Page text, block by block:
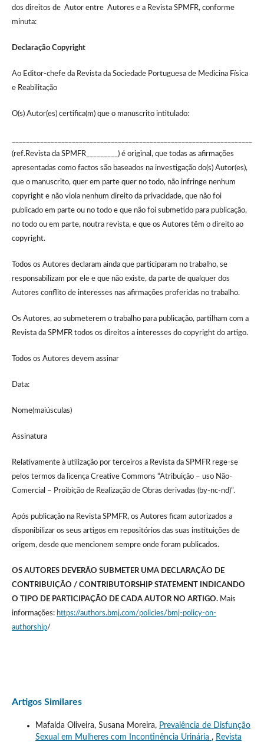
dos direitos de Autor entre Autores e a Revista SPMFR, conforme
minuta:
Declaração Copyright
Ao Editor-chefe da Revista da Sociedade Portuguesa de Medicina Física
e Reabilitação
O(s) Autor(es) certifica(m) que o manuscrito intitulado:
(ref.Revista da SPMFR_________) é original, que todas as afirmações
apresentadas como factos são baseados na investigação do(s) Autor(es),
que o manuscrito, quer em parte quer no todo, não infringe nenhum
copyright e não viola nenhum direito da privacidade, que não foi
publicado em parte ou no todo e que não foi submetido para publicação,
no todo ou em parte, noutra revista, e que os Autores têm o direito ao
copyright.
Todos os Autores declaram ainda que participaram no trabalho, se
responsabilizam por ele e que não existe, da parte de qualquer dos
Autores conflito de interesses nas afirmações proferidas no trabalho.
Os Autores, ao submeterem o trabalho para publicação, partilham com a
Revista da SPMFR todos os direitos a interesses do copyright do artigo.
Todos os Autores devem assinar
Data:
Nome(maiúsculas)
Assinatura
Relativamente à utilização por terceiros a Revista da SPMFR rege-se
pelos termos da licença Creative Commons “Atribuição – uso Não-
Comercial – Proibição de Realização de Obras derivadas (by-nc-nd)”.
Após publicação na Revista SPMFR, os Autores ficam autorizados a
disponibilizar os seus artigos em repositórios das suas instituições de
origem, desde que mencionem sempre onde foram publicados.
OS AUTORES DEVERÃO SUBMETER UMA DECLARAÇÃO DE
CONTRIBUIÇÃO / CONTRIBUTORSHIP STATEMENT INDICANDO
O TIPO DE PARTICIPAÇÃO DE CADA AUTOR NO ARTIGO.Mais
informações: https://authors.bmj.com/policies/bmj-policy-on-
authorship/
Artigos Similares
Mafalda Oliveira, Susana Moreira, Prevalência de Disfunção
Sexual em Mulheres com Incontinência Urinária , Revista